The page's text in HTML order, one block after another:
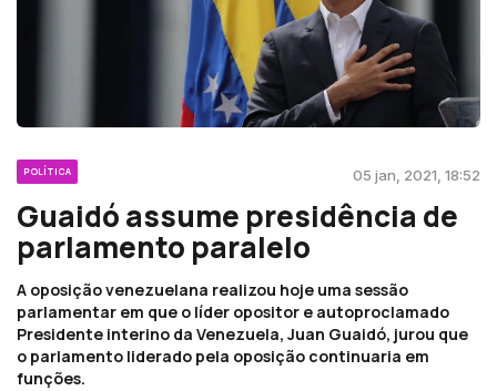
POLÍTICA 05 jan, 2021, 18:52
Guaidó assume presidência de
parlamento paralelo
A oposição venezuelana realizou hoje uma sessão
parlamentar em que o líder opositor e autoproclamado
Presidente interino da Venezuela, Juan Guaidó, jurou que
o parlamento liderado pela oposição continuaria em
funções.